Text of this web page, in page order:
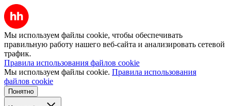
Мы используем файлы cookie, чтобы обеспечивать
правильную работу нашего веб-сайта и анализировать сетевой
трафик.
Правила использования файлов cookie
Мы используем файлы cookie. Правила использования
файлов cookie
Понятно